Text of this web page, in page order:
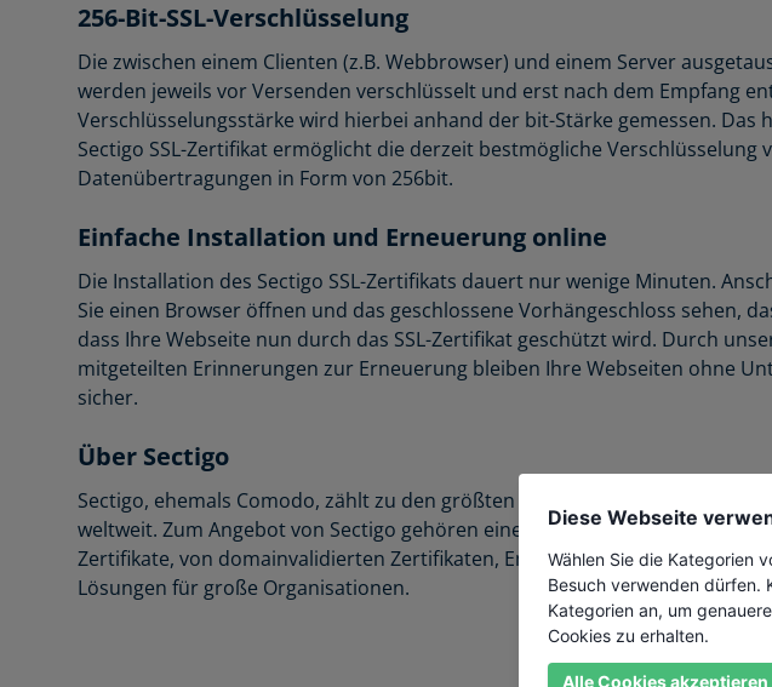
256-Bit-SSL-Verschlüsselung
Die zwischen einem Clienten (z.B. Webbrowser) und einem Server
werden jeweils vor Versenden verschlüsselt und erst nach dem Empfang
Verschlüsselungsstärke wird hierbei anhand der bit-Stärke gemessen. Das
Sectigo SSL-Zertifikat ermöglicht die derzeit bestmögliche Verschlüsselung
Datenübertragungen in Form von 256bit.
Einfache Installation und Erneuerung online
Die Installation des Sectigo SSL-Zertifikats dauert nur wenige Minuten.
Sie einen Browser öffnen und das geschlossene Vorhängeschloss sehen,
dass Ihre Webseite nun durch das SSL-Zertifikat geschützt wird. Durch
mitgeteilten Erinnerungen zur Erneuerung bleiben Ihre Webseiten ohne
sicher.
Über Sectigo
Sectigo, ehemals Comodo, zählt zu den größten Anbietern für digitale
weltweit. Zum Angebot von Sectigo gehören eine ganze Bandbreite
Zertifikate, von domainvalidierten Zertifikaten, Email-Zertifikate bis hin zu
Lösungen für große Organisationen.
Diese Webseite
Wählen Sie die Kategorien
Besuch verwenden dürfen.
Kategorien an, um
Cookies zu erhalten.
Alle Cookies akzeptieren